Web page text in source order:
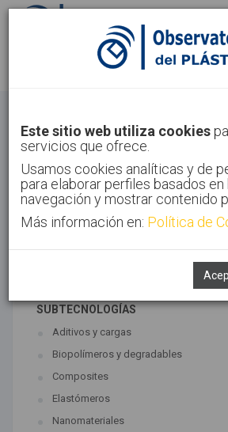
Identifícate
Inicio Tecnologías Materiales
Este sitio web utiliza cookies
servicios que ofrece.
Usamos cookies analíticas y de
para elaborar perfiles basados
navegación y mostrar contenido
Más información en: Política de
TECNOLOGÍAS ASOCIADAS
SUBTECNOLOGÍAS
Aditivos y cargas
Biopolímeros y degradables
Composites
Elastómeros
Nanomateriales